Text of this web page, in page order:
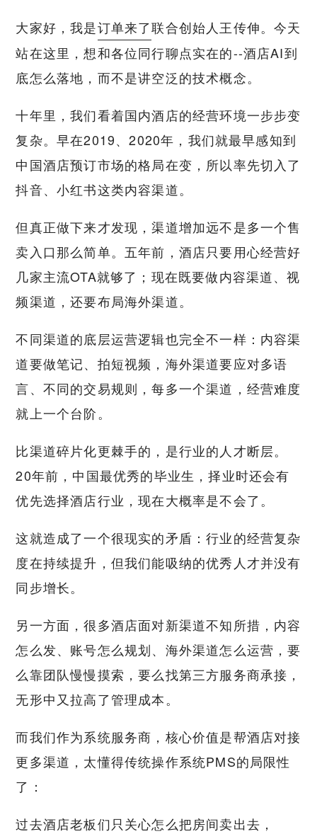
大家好，我是订单来了联合创始人王传伸。今天
站在这里，想和各位同行聊点实在的--酒店AI到
底怎么落地，而不是讲空泛的技术概念。
十年里，我们看着国内酒店的经营环境一步步变
复杂。早在2019、2020年，我们就最早感知到
中国酒店预订市场的格局在变，所以率先切入了
抖音、小红书这类内容渠道。
但真正做下来才发现，渠道增加远不是多一个售
卖入口那么简单。五年前，酒店只要用心经营好
几家主流OTA就够了；现在既要做内容渠道、视
频渠道，还要布局海外渠道。
不同渠道的底层运营逻辑也完全不一样：内容渠
道要做笔记、拍短视频，海外渠道要应对多语
言、不同的交易规则，每多一个渠道，经营难度
就上一个台阶。
比渠道碎片化更棘手的，是行业的人才断层。
20年前，中国最优秀的毕业生，择业时还会有
优先选择酒店行业，现在大概率是不会了。
这就造成了一个很现实的矛盾：行业的经营复杂
度在持续提升，但我们能吸纳的优秀人才并没有
同步增长。
另一方面，很多酒店面对新渠道不知所措，内容
怎么发、账号怎么规划、海外渠道怎么运营，要
么靠团队慢慢摸索，要么找第三方服务商承接，
无形中又拉高了管理成本。
而我们作为系统服务商，核心价值是帮酒店对接
更多渠道，太懂得传统操作系统PMS的局限性
了：
过去酒店老板们只关心怎么把房间卖出去，